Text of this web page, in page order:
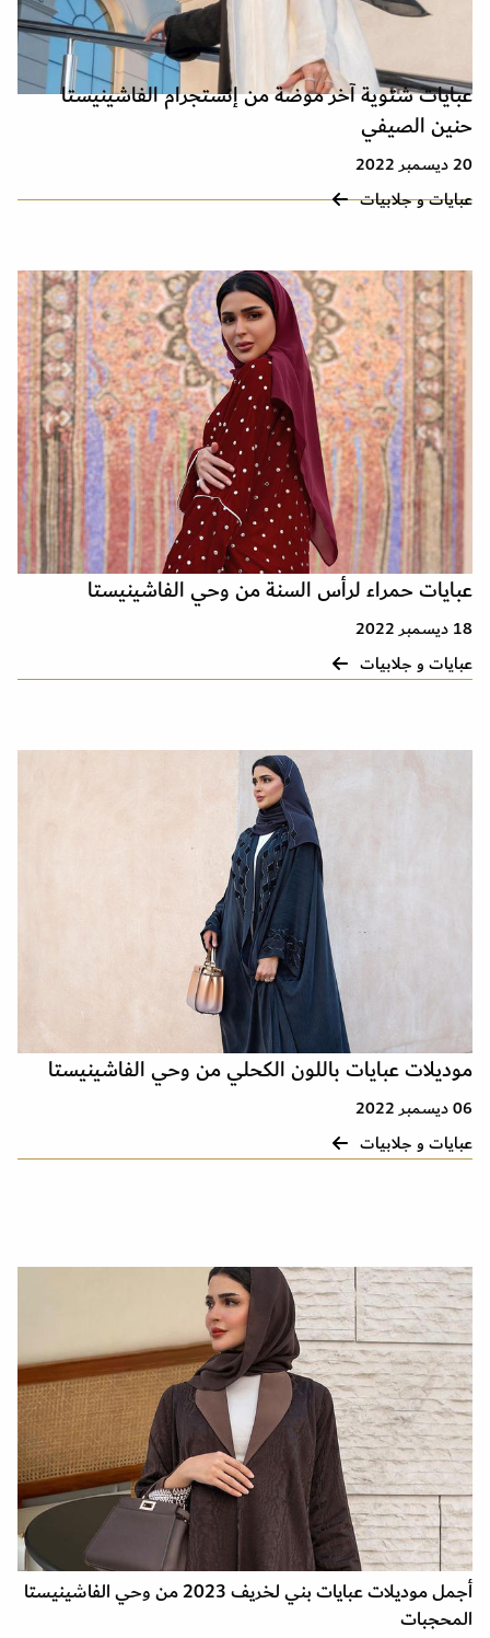
عبايات شتوية آخر موضة من إنستجرام الفاشينيستا
حنين الصيفي
20 ديسمبر 2022
عبايات و جلابيات
عبايات حمراء لرأس السنة من وحي الفاشينيستا
18 ديسمبر 2022
عبايات و جلابيات
موديلات عبايات باللون الكحلي من وحي الفاشينيستا
06 ديسمبر 2022
عبايات و جلابيات
أجمل موديلات عبايات بني لخريف 2023 من وحي الفاشينيستا
المحجبات